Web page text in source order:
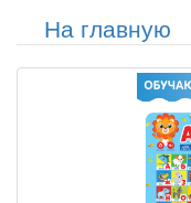
На главную